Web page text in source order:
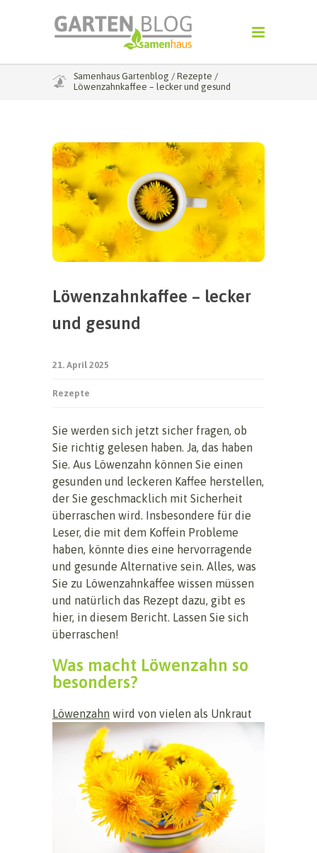
Samenhaus Gartenblog / Rezepte /
Löwenzahnkaffee – lecker und gesund
Löwenzahnkaffee – lecker
und gesund
21. April 2025
Rezepte
Sie werden sich jetzt sicher fragen, ob
Sie richtig gelesen haben. Ja, das haben
Sie. Aus Löwenzahn können Sie einen
gesunden und leckeren Kaffee herstellen,
der Sie geschmacklich mit Sicherheit
überraschen wird. Insbesondere für die
Leser, die mit dem Koffein Probleme
haben, könnte dies eine hervorragende
und gesunde Alternative sein. Alles, was
Sie zu Löwenzahnkaffee wissen müssen
und natürlich das Rezept dazu, gibt es
hier, in diesem Bericht. Lassen Sie sich
überraschen!
Was macht Löwenzahn so
besonders?
Löwenzahn wird von vielen als Unkraut